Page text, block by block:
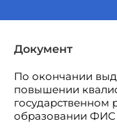
Документ
По окончании
повышении
государственном
образовании